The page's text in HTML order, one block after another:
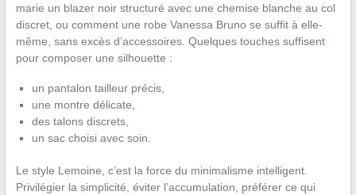
marie un blazer noir structuré avec une chemise blanche au col
discret, ou comment une robe Vanessa Bruno se suffit à elle-
même, sans excès d’accessoires. Quelques touches suffisent
pour composer une silhouette :
un pantalon tailleur précis,
une montre délicate,
des talons discrets,
un sac choisi avec soin.
Le style Lemoine, c’est la force du minimalisme intelligent.
Privilégier la simplicité, éviter l’accumulation, préférer ce qui